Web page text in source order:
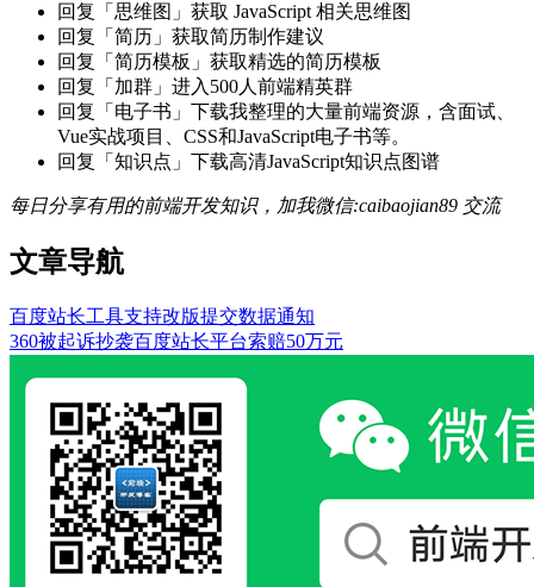
回复「思维图」获取 JavaScript 相关思维图
回复「简历」获取简历制作建议
回复「简历模板」获取精选的简历模板
回复「加群」进入500人前端精英群
回复「电子书」下载我整理的大量前端资源，含面试、
Vue实战项目、CSS和JavaScript电子书等。
回复「知识点」下载高清JavaScript知识点图谱
每日分享有用的前端开发知识，加我微信:caibaojian89 交流
文章导航
百度站长工具支持改版提交数据通知
360被起诉抄袭百度站长平台索赔50万元